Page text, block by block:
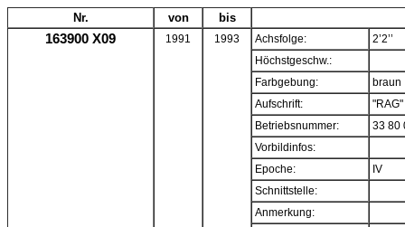
Nr. von bis
163900 X09 1991 1993 Achsfolge:
2’2’’
Höchstgeschw.:
Farbgebung:
braun
Aufschrift:
"RAG"
Betriebsnummer:
33 80
Vorbildinfos:
Epoche:
IV
Schnittstelle:
Anmerkung: